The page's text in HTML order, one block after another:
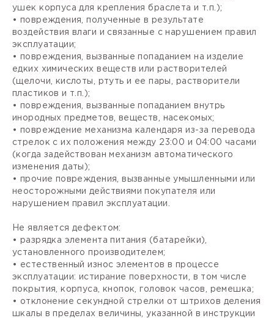
ушек корпуса для крепления браслета и т.п.);
• повреждения, полученные в результате
воздействия влаги и связанные с нарушением правил
эксплуатации;
• повреждения, вызванные попаданием на изделие
едких химических веществ или растворителей
(щелочи, кислоты, ртуть и ее пары, растворители
пластиков и т.п.);
• повреждения, вызванные попаданием внутрь
инородных предметов, веществ, насекомых;
• повреждение механизма календаря из-за перевода
стрелок с их положения между 23:00 и 04:00 часами
(когда задействован механизм автоматического
изменения даты);
• прочие повреждения, вызванные умышленными или
неосторожными действиями покупателя или
нарушением правил эксплуатации.
Не является дефектом:
• разрядка элемента питания (батарейки),
установленного производителем;
• естественный износ элементов в процессе
эксплуатации: истирание поверхности, в том числе
покрытия, корпуса, кнопок, головок часов, ремешка;
• отклонение секундной стрелки от штрихов деления
шкалы в пределах величины, указанной в инструкции